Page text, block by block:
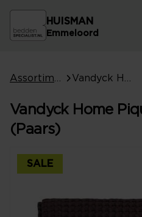
HUISMAN
Emmeloord
Vandyck Home
(Paars)
SALE